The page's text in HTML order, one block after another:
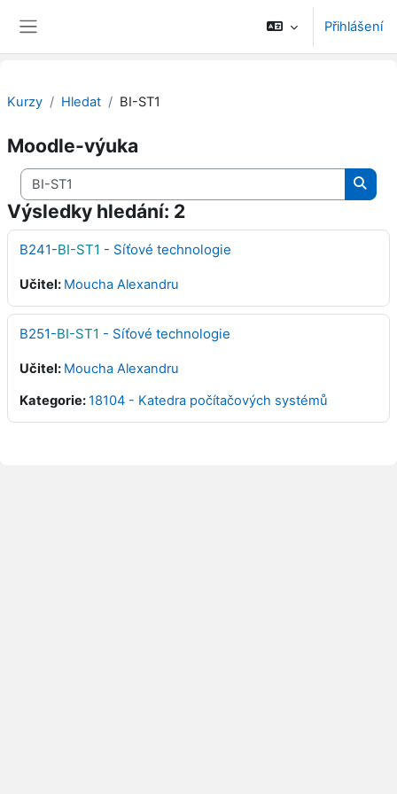
Přihlášení
Kurzy Hledat BI-ST1
Moodle-výuka
Vyhledat kurzy
Výsledky hledání: 2
B241-BI-ST1 - Síťové technologie
Učitel: Moucha Alexandru
B251-BI-ST1 - Síťové technologie
Učitel: Moucha Alexandru
Kategorie:18104 - Katedra počítačových systémů